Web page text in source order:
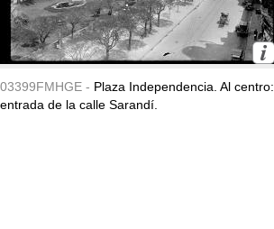
03399FMHGE - Plaza Independencia. Al centro:
entrada de la calle Sarandí.